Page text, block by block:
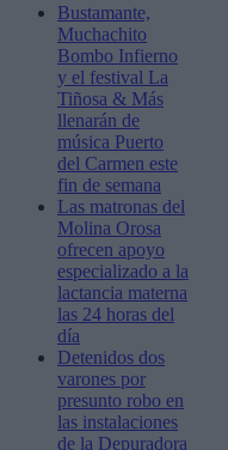
Bustamante,
Muchachito
Bombo Infierno
y el festival La
Tiñosa & Más
llenarán de
música Puerto
del Carmen este
fin de semana
Las matronas del
Molina Orosa
ofrecen apoyo
especializado a la
lactancia materna
las 24 horas del
día
Detenidos dos
varones por
presunto robo en
las instalaciones
de la Depuradora